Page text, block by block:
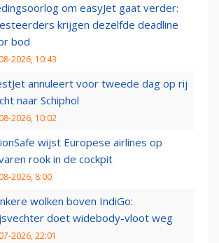
om easyJet gaat verder:
krijgen dezelfde deadline
bod
2026, 10:43
annuleert voor tweede dag op rij
naar Schiphol
2026, 10:02
wijst Europese airlines op
rook in de cockpit
2026, 8:00
wolken boven IndiGo:
doet widebody-vloot weg
2026, 22:01